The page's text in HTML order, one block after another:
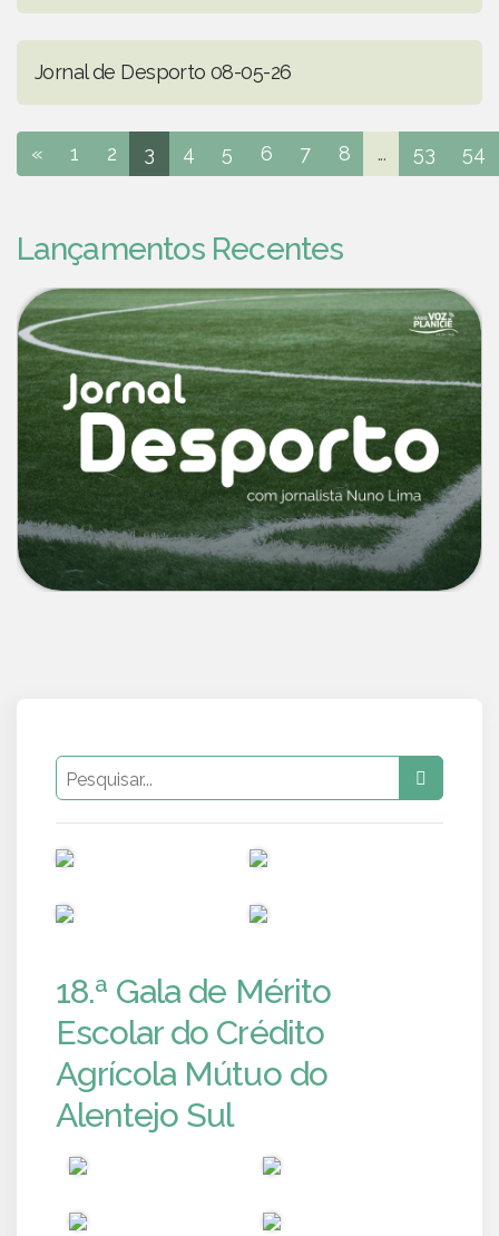
Jornal de Desporto 08-05-26
« 1 2 3 4 5 6 7 8 ... 53 54
Lançamentos Recentes
18.ª Gala de Mérito
Escolar do Crédito
Agrícola Mútuo do
Alentejo Sul